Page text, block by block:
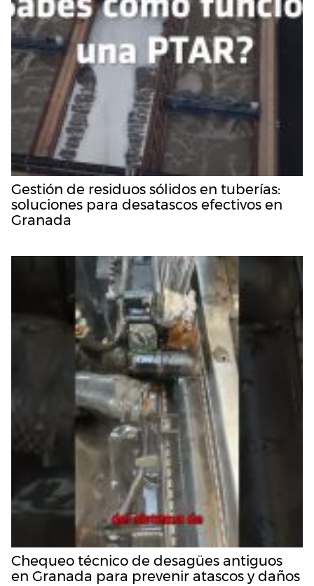
Gestión de residuos sólidos en tuberías:
soluciones para desatascos efectivos en
Granada
Chequeo técnico de desagües antiguos
en Granada para prevenir atascos y daños